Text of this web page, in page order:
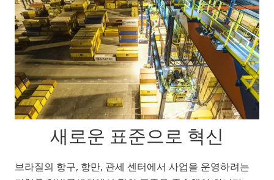
새로운 표준으로 혁신
브라질의 항구, 항만, 관세 센터에서 사업을 운영하려는